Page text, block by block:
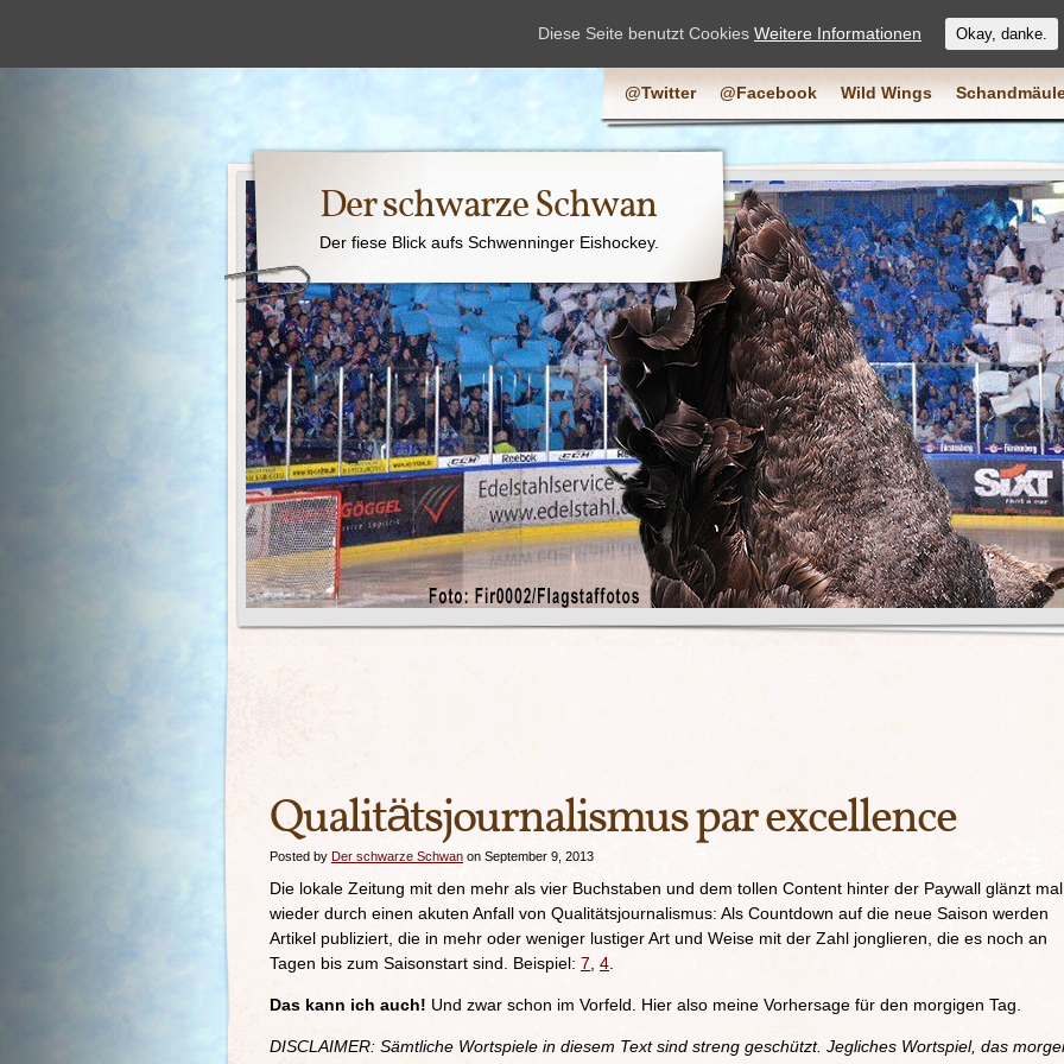
@Twitter @Facebook Wild Wings
Der schwarze Schwan
Der fiese Blick aufs Schwenninger Eishockey.
Qualitätsjournalismus par excellence
Posted by Der schwarze Schwan on September 9, 2013
Die lokale Zeitung mit den mehr als vier Buchstaben und dem tollen Content hinter der Paywall glänzt mal
wieder durch einen akuten Anfall von Qualitätsjournalismus: Als Countdown auf die neue Saison werden
Artikel publiziert, die in mehr oder weniger lustiger Art und Weise mit der Zahl jonglieren, die es noch an
Tagen bis zum Saisonstart sind. Beispiel: 7 4
Das kann ich auch! Und zwar schon im Vorfeld. Hier also meine Vorhersage für den morgigen Tag.
DISCLAIMER: Sämtliche Wortspiele in diesem Text sind streng geschützt. Jegliches Wortspiel, das
Diese Seite benutzt Cookies Weitere Informationen Okay, danke.